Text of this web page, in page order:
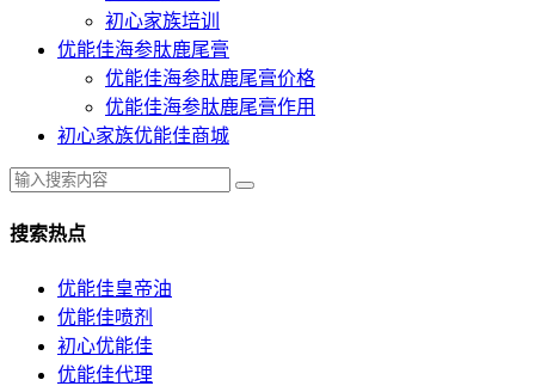
初心家族培训
优能佳海参肽鹿尾膏
优能佳海参肽鹿尾膏价格
优能佳海参肽鹿尾膏作用
初心家族优能佳商城
搜索热点
优能佳皇帝油
优能佳喷剂
初心优能佳
优能佳代理